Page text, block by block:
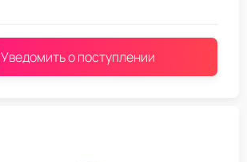
Уведомить о поступлении